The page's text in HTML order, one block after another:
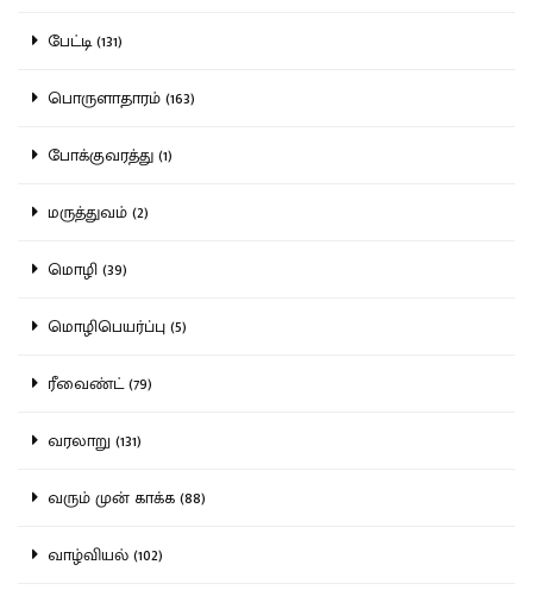
பேட்டி (131)
பொருளாதாரம் (163)
போக்குவரத்து (1)
மருத்துவம் (2)
மொழி (39)
மொழிபெயர்ப்பு (5)
ரீவைண்ட் (79)
வரலாறு (131)
வரும் முன் காக்க (88)
வாழ்வியல் (102)